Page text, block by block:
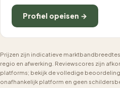
Profiel opeisen →
Prijzen zijn indicatieve
regio en afwerking. Reviewscores zijn
platforms; bekijk de volledige
onafhankelijk platform en geen